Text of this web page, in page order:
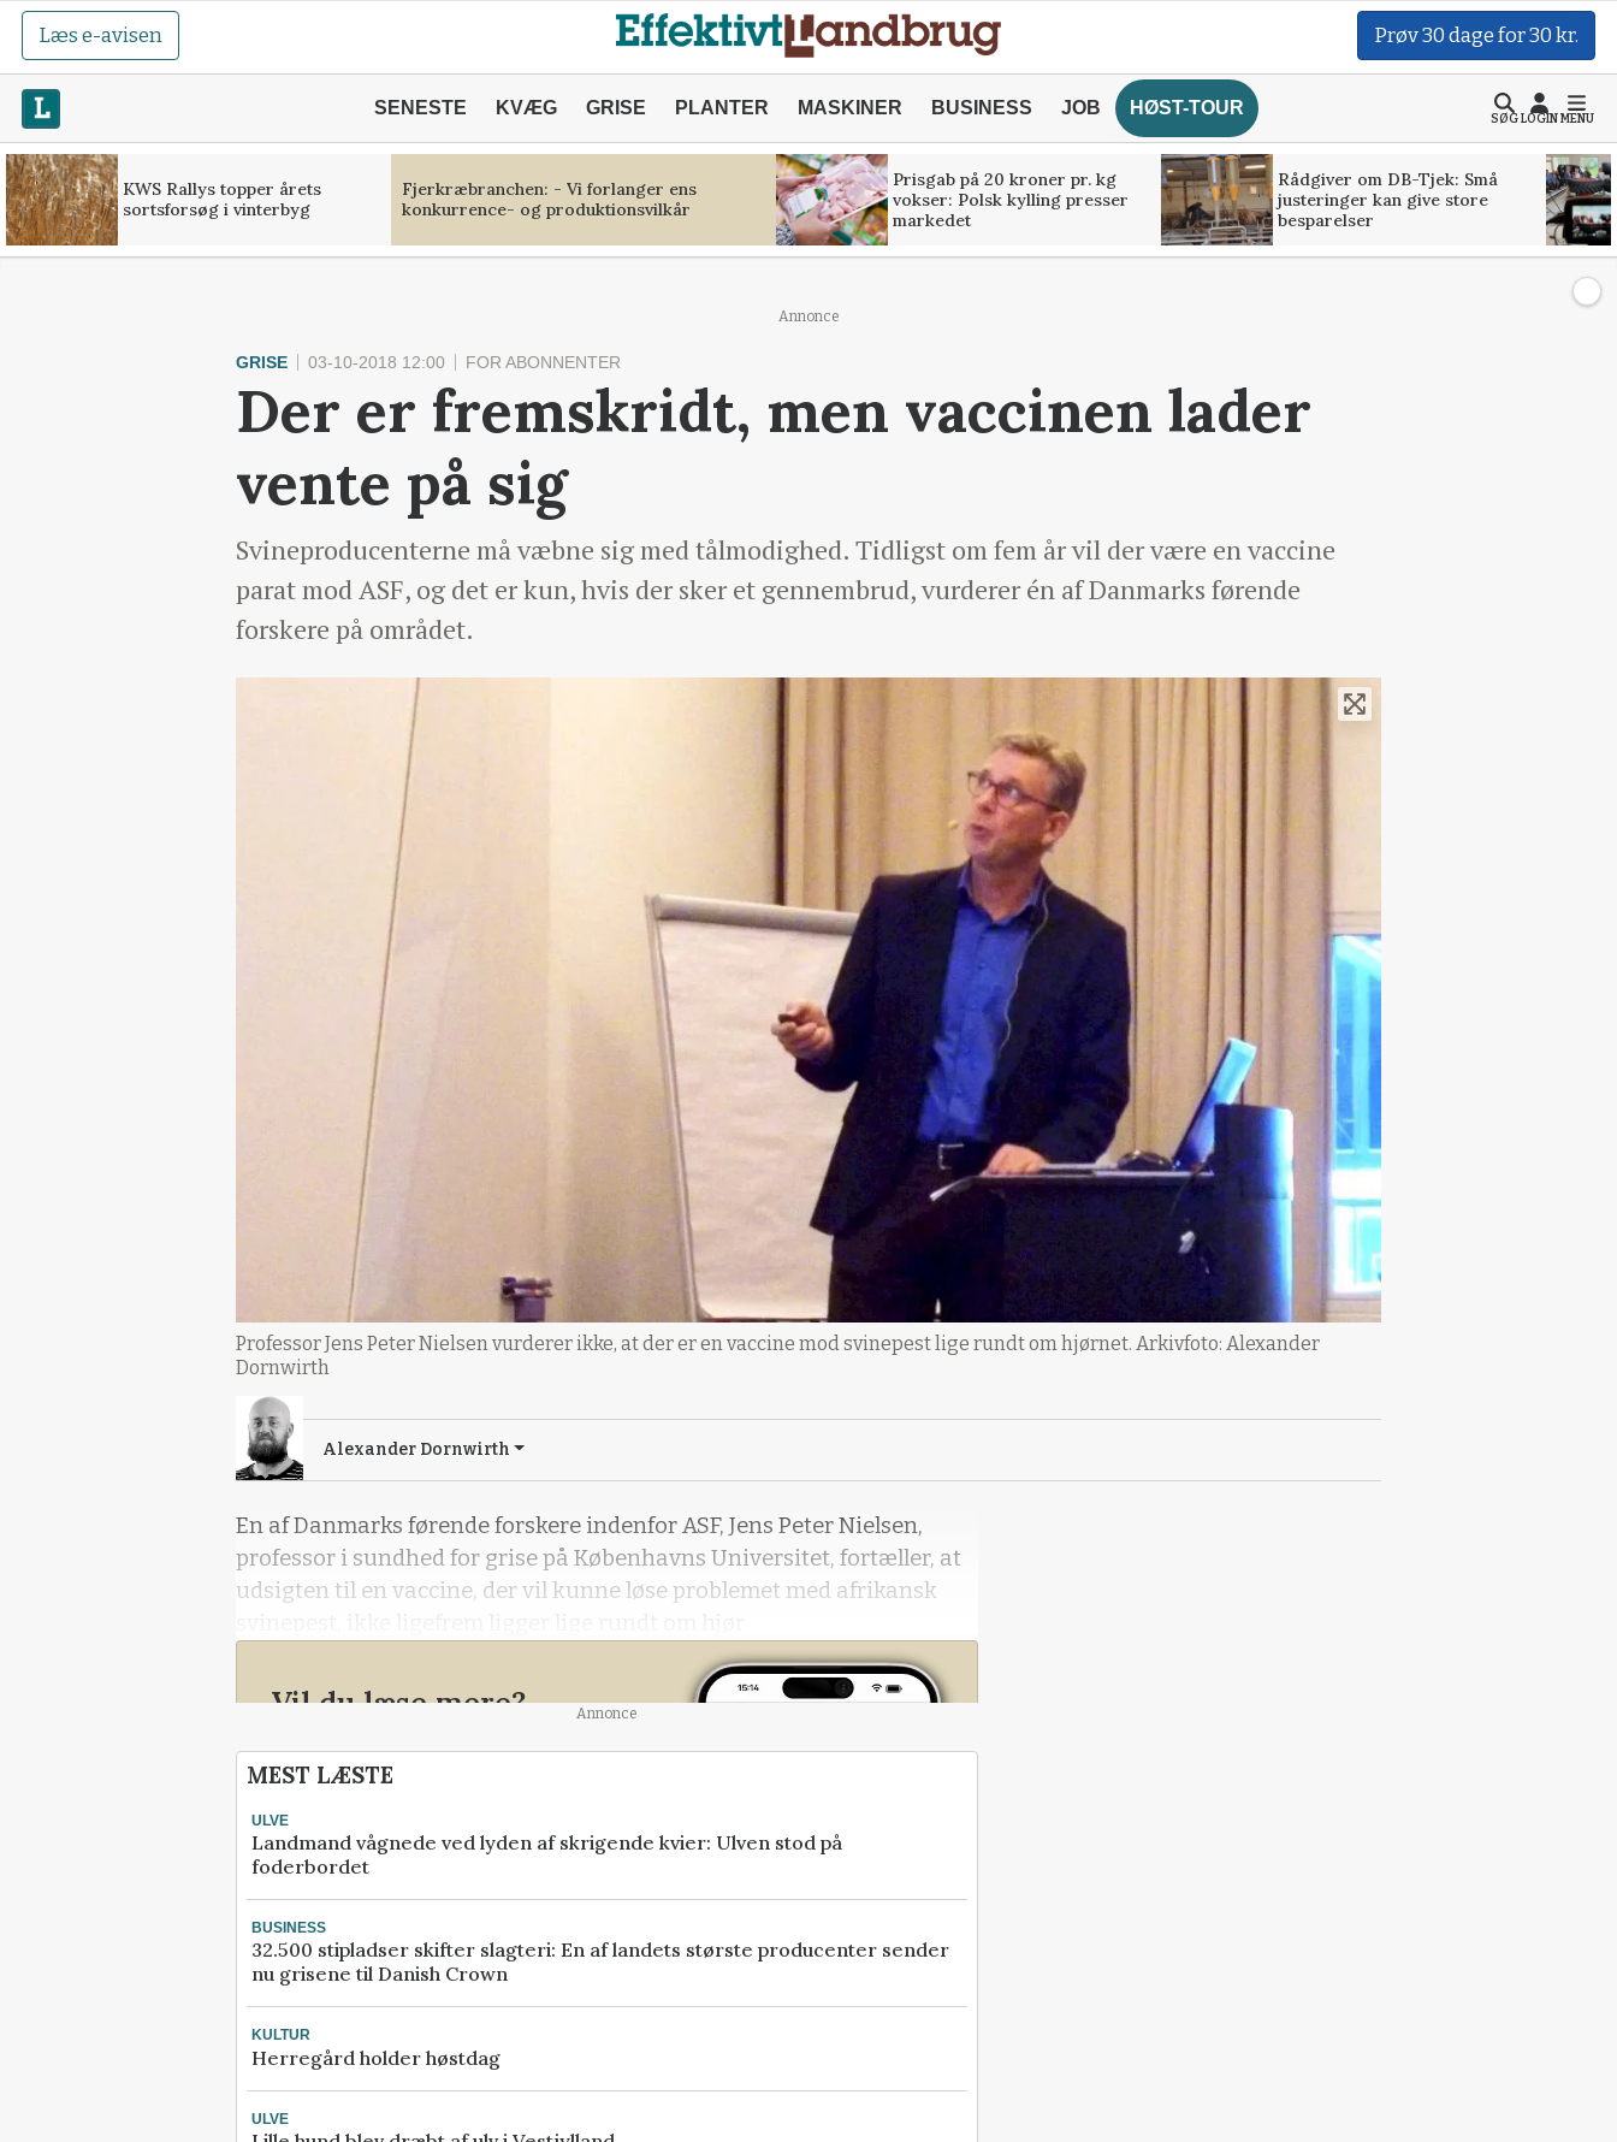
Læs e-avisen Prøv 30 dage for 30 kr.
SENESTE KVÆG GRISE PLANTER MASKINER BUSINESS JOB HØST-TOUR
SØGLOGINMENU
KWS Rallys topper årets
sortsforsøg i vinterbyg
Fjerkræbranchen: - Vi forlanger ens
konkurrence- og produktionsvilkår
Prisgab på 20 kroner pr. kg
vokser: Polsk kylling presser
markedet
Rådgiver om DB-Tjek: Små
justeringer kan give store
besparelser
Annonce
GRISE 03-10-2018 12:00 FOR ABONNENTER
Der er fremskridt, men vaccinen lader
vente på sig
Svineproducenterne må væbne sig med tålmodighed. Tidligst om fem år vil der være en vaccine
parat mod ASF, og det er kun, hvis der sker et gennembrud, vurderer én af Danmarks førende
forskere på området.
Professor Jens Peter Nielsen vurderer ikke, at der er en vaccine mod svinepest lige rundt om hjørnet. Arkivfoto: Alexander
Dornwirth
Alexander Dornwirth
En af Danmarks førende forskere indenfor ASF, Jens Peter Nielsen,
professor i sundhed for grise på Københavns Universitet, fortæller, at
udsigten til en vaccine, der vil kunne løse problemet med afrikansk
Vil du læse mere?
Effektivt Landbrug er låst.
Kvalitetsjournalistik kræver
research, ekspertise og adgang til
relevante kilder.
Men vi vil rigtig gerne tilbyde dig et
digitalt abonnement i 30 dage for
kun 30 kroner.
Prøv 30 dage for 30 kr
Allerede abonnement? Log ind her
Annonce
MEST LÆSTE
ULVE
Landmand vågnede ved lyden af skrigende kvier: Ulven stod på
foderbordet
BUSINESS
32.500 stipladser skifter slagteri: En af landets største producenter sender
nu grisene til Danish Crown
KULTUR
Herregård holder høstdag
ULVE